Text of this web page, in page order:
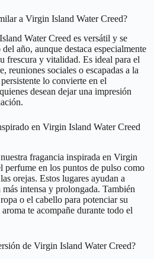
a Virgin Island Water Creed?
Water Creed es versátil y se
año, aunque destaca especialmente
frescura y vitalidad. Es ideal para el
reuniones sociales o escapadas a la
lo convierte en el
desean dejar una impresión
en Virgin Island Water Creed
fragancia inspirada en Virgin
perfume en los puntos de pulso como
orejas. Estos lugares ayudan a
intensa y prolongada. También
o el cabello para potenciar su
te acompañe durante todo el
de Virgin Island Water Creed?